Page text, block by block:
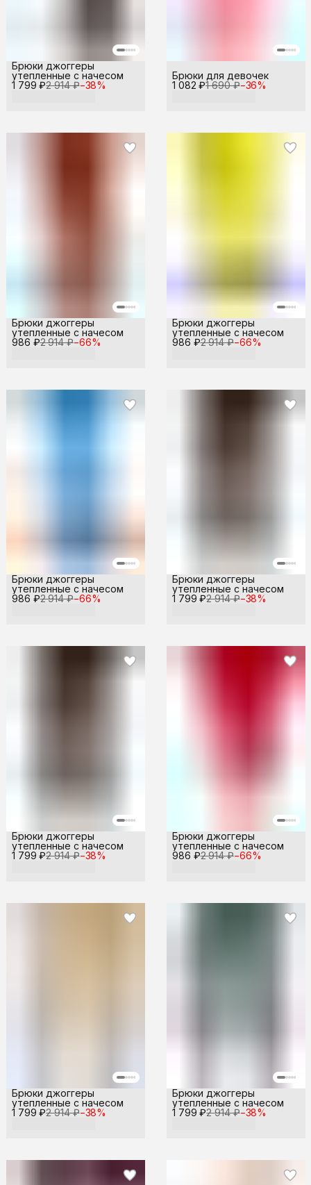
1 799 ₽2 914 ₽−38%
Брюки джоггеры
утепленные с начесом
1 082 ₽1 690 ₽−36%
Брюки для девочек
986 ₽2 914 ₽−66%
Брюки джоггеры
утепленные с начесом
986 ₽2 914 ₽−66%
Брюки джоггеры
утепленные с начесом
986 ₽2 914 ₽−66%
Брюки джоггеры
утепленные с начесом
1 799 ₽2 914 ₽−38%
Брюки джоггеры
утепленные с начесом
1 799 ₽2 914 ₽−38%
Брюки джоггеры
утепленные с начесом
986 ₽2 914 ₽−66%
Брюки джоггеры
утепленные с начесом
1 799 ₽2 914 ₽−38%
Брюки джоггеры
утепленные с начесом
1 799 ₽2 914 ₽−38%
Брюки джоггеры
утепленные с начесом